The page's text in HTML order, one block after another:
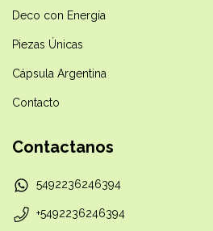
Deco con Energía
Piezas Únicas
Cápsula Argentina
Contacto
Contactanos
5492236246394
+5492236246394